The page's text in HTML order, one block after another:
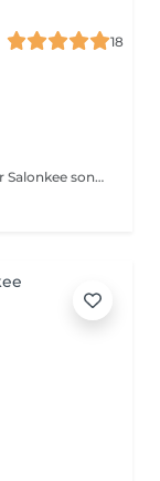
18
Veuillez prendre note que les prix indiqués sur Salonkee sont communiqués à titre informatif et s'entendent de base. Ces derniers sont susceptibles de varier selon le diagnostic réalisé à votre arrivée au salon et l'expertise du professionnel à qui vous confiez votre beauté. Dans tous les cas, un devis précis vous sera proposé et toutes réalisations de prestations seront effectuées avec votre accord. Un grand merci d'avance pour votre compréhension. Au plaisir de vous recevoir très vite.